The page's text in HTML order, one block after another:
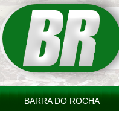
BARRA DO ROCHA